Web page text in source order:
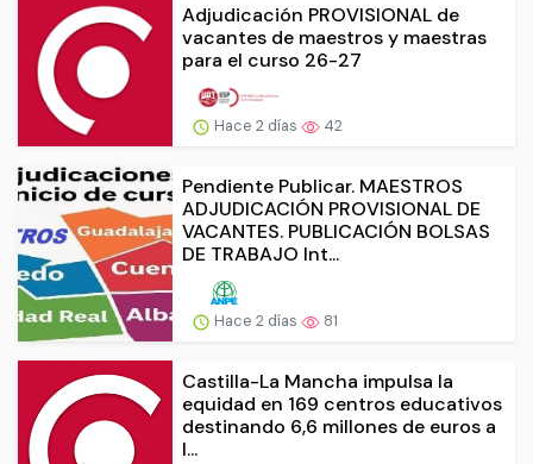
Adjudicación PROVISIONAL de
vacantes de maestros y maestras
para el curso 26-27
Hace 2 días 42
Pendiente Publicar. MAESTROS
ADJUDICACIÓN PROVISIONAL DE
VACANTES. PUBLICACIÓN BOLSAS
DE TRABAJO Int...
Hace 2 días 81
Castilla-La Mancha impulsa la
equidad en 169 centros educativos
destinando 6,6 millones de euros a
l...